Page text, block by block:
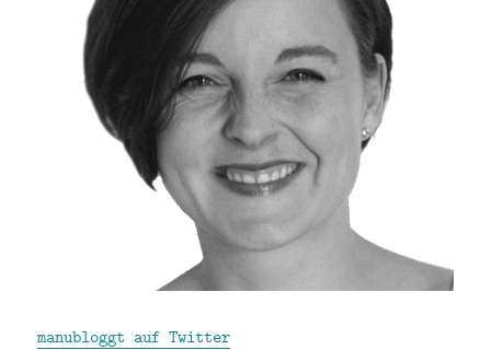
manubloggt auf Twitter